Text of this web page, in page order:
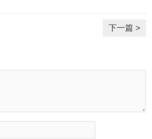
下一篇 >